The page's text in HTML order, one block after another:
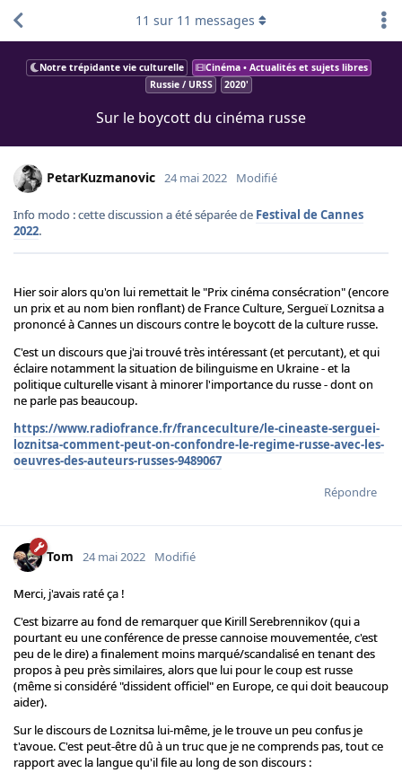
Notre trépidante vie culturelle
Cinéma • Actualités et sujets libres
Russie / URSS
2020'
Sur le boycott du cinéma russe
11 sur 11 messages
PetarKuzmanovic 24 mai 2022 Modifié
Info modo : cette discussion a été séparée de Festival de Cannes
2022.
Hier soir alors qu'on lui remettait le "Prix cinéma consécration" (encore
un prix et au nom bien ronflant) de France Culture, Sergueï Loznitsa a
prononcé à Cannes un discours contre le boycott de la culture russe.
C'est un discours que j'ai trouvé très intéressant (et percutant), et qui
éclaire notamment la situation de bilinguisme en Ukraine - et la
politique culturelle visant à minorer l'importance du russe - dont on
ne parle pas beaucoup.
https://www.radiofrance.fr/franceculture/le-cineaste-serguei-
loznitsa-comment-peut-on-confondre-le-regime-russe-avec-les-
oeuvres-des-auteurs-russes-9489067
Répondre
Tom 24 mai 2022 Modifié
Merci, j'avais raté ça !
C'est bizarre au fond de remarquer que Kirill Serebrennikov (qui a
pourtant eu une conférence de presse cannoise mouvementée, c'est
peu de le dire) a finalement moins marqué/scandalisé en tenant des
propos à peu près similaires, alors que lui pour le coup est russe
(même si considéré "dissident officiel" en Europe, ce qui doit beaucoup
aider).
Sur le discours de Loznitsa lui-même, je le trouve un peu confus je
t'avoue. C'est peut-être dû à un truc que je ne comprends pas, tout ce
rapport avec la langue qu'il file au long de son discours :